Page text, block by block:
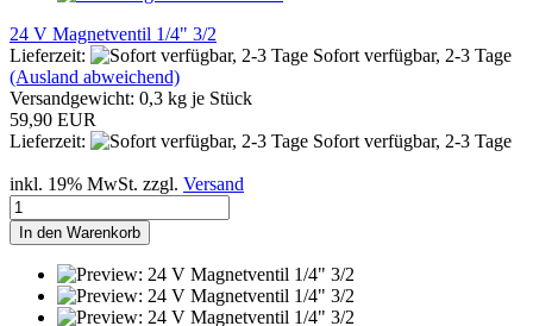
24 V Magnetventil 1/4" 3/2
Lieferzeit:
Sofort verfügbar, 2-3 Tage
(Ausland abweichend)
Versandgewicht: 0,3 kg je Stück
59,90 EUR
Lieferzeit:
Sofort verfügbar, 2-3 Tage
inkl. 19% MwSt. zzgl. Versand
In den Warenkorb